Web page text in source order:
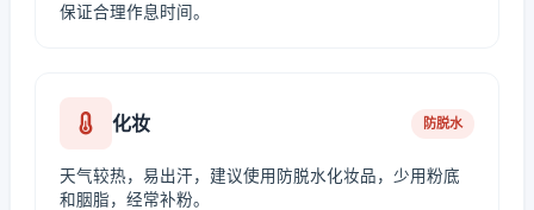
保证合理作息时间。
化妆 防脱水
天气较热，易出汗，建议使用防脱水化妆品，少用粉底
和胭脂，经常补粉。